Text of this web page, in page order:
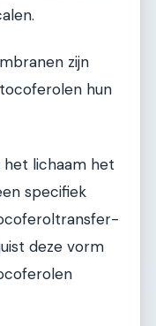
zijn
hun
lichaam het
specifiek
deze vorm